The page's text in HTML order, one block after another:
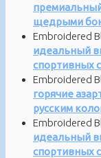
щедрыми
Embroidered
идеальный
спортивных
Embroidered
горячие
русским
Embroidered
идеальный
спортивных